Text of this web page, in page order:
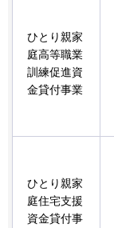
ひとり親家
庭高等職業
訓練促進資
金貸付事業
ひとり親家
庭住宅支援
資金貸付事